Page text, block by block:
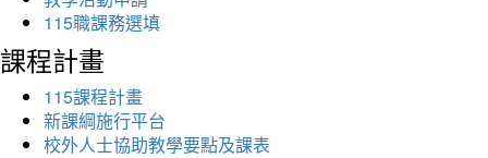
115職課務選填
課程計畫
115課程計畫
新課綱施行平台
校外人士協助教學要點及課表